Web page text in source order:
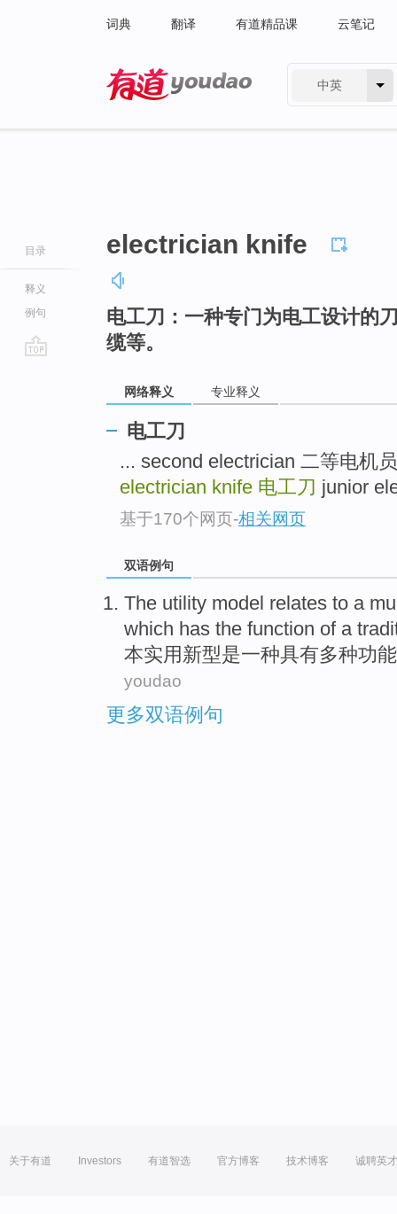
词典 翻译 有道精品课 云笔记
中英
目录
释义
例句
electrician knife
电工刀：一种专门为电工设计的
缆等。
网络释义 专业释义
电工刀
... second electrician 二等电机
electrician knife 电工刀 junior
基于170个网页-相关网页
双语例句
The utility model relates to a
which has the function ofa
本实用新型是一种具有多种功
youdao
更多双语例句
关于有道 Investors 有道智选 官方博客 技术博客 诚聘英才